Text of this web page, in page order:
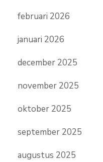
februari 2026
januari 2026
december 2025
november 2025
oktober 2025
september 2025
augustus 2025